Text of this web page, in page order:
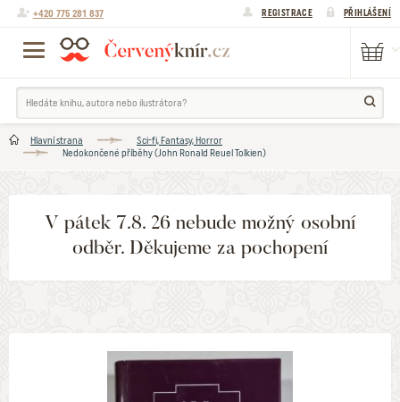
+420 775 281 837 REGISTRACE PŘIHLÁŠENÍ
Hlavní strana
Sci-fi, Fantasy, Horror
Nedokončené příběhy (John Ronald Reuel Tolkien)
V pátek 7.8. 26 nebude možný osobní
odběr. Děkujeme za pochopení